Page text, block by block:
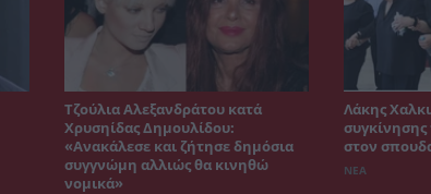
Τζούλια Αλεξανδράτου κατά
Χρυσηίδας Δημουλίδου:
«Ανακάλεσε και ζήτησε δημόσια
συγγνώμη αλλιώς θα κινηθώ
νομικά»
Λάκης
συγκίνησης
στον
ΝΕΑ